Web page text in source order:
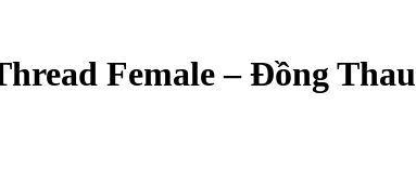
Female – Đồng Thau